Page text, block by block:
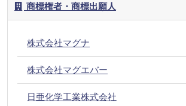
商標権者・商標出願人
株式会社マグナ
株式会社マグエバー
日亜化学工業株式会社